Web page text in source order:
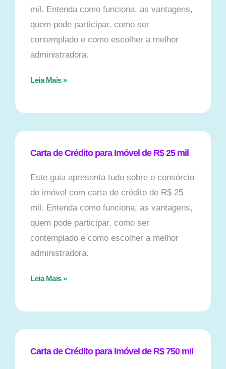
mil. Entenda como funciona, as vantagens,
quem pode participar, como ser
contemplado e como escolher a melhor
administradora.
Leia Mais »
Carta de Crédito para Imóvel de R$ 25 mil
Este guia apresenta tudo sobre o consórcio
de imóvel com carta de crédito de R$ 25
mil. Entenda como funciona, as vantagens,
quem pode participar, como ser
contemplado e como escolher a melhor
administradora.
Leia Mais »
Carta de Crédito para Imóvel de R$ 750 mil